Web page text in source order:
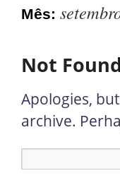
Mês:
Not Found
Apologies,
archive.